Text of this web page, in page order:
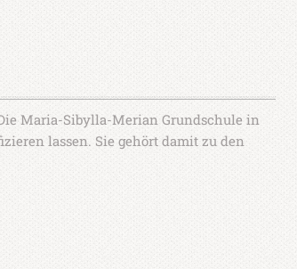
Maria-Sibylla-Merian Grundschule in
lassen. Sie gehört damit zu den